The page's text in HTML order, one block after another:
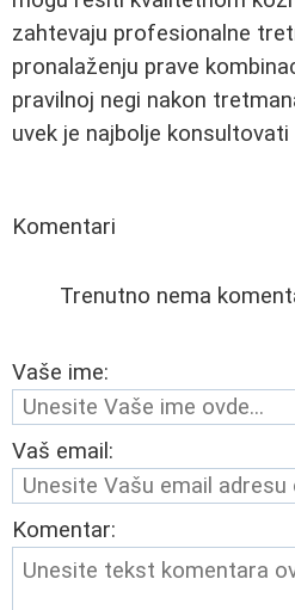
zahtevaju profesionalne
pronalaženju prave
pravilnoj negi nakon
uvek je najbolje
Komentari
Trenutno nema
Vaše ime:
Vaš email:
Komentar: